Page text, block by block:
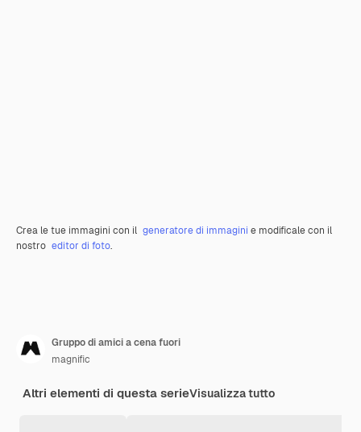
Crea le tue immagini con il generatore di immagini e modificale con il
nostro editor di foto.
Gruppo di amici a cena fuori
magnific
Altri elementi di questa serieVisualizza tutto